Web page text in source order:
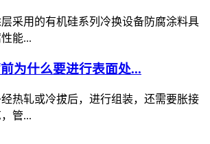
采用的有机硅系列冷换设备防腐涂料具
能...
为什么要进行表面处...
热轧或冷拔后，进行组装，还需要胀接
管...